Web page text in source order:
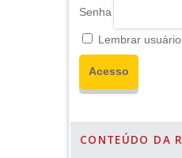
Senha
Lembrar usuário
CONTEÚDO DA